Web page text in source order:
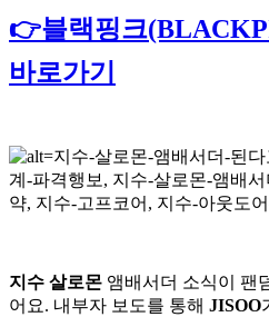
👉블랙핑크
바로가기
지수 살로몬 앰배서더 소식이 팬
어요. 내부자 보도를 통해 JISOO